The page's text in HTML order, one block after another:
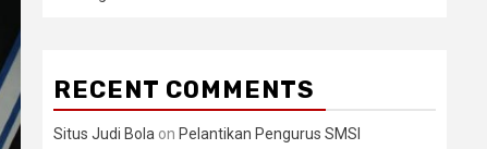
RECENT COMMENTS
Situs Judi Bola on Pelantikan Pengurus SMSI